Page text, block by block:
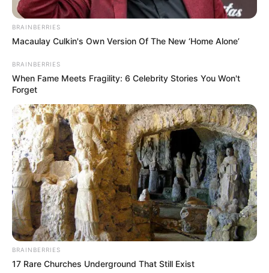
¡Otra Ceiba al piso! Neiva acumula
cerca de 1.000 reportes por riesgo
arbóreo
CAR CUNDINAMARCA
Árboles podrían venirse
abajo por el fenómeno de
El Niño: CAR atenderá
casos urgentes en solo 3
días
BRAINBERRIES
Macaulay Culkin's Own Version Of The New ‘Home Alone’
BRAINBERRIES
When Fame Meets Fragility: 6 Celebrity Stories You Won't
Forget
BRAINBERRIES
17 Rare Churches Underground That Still Exist